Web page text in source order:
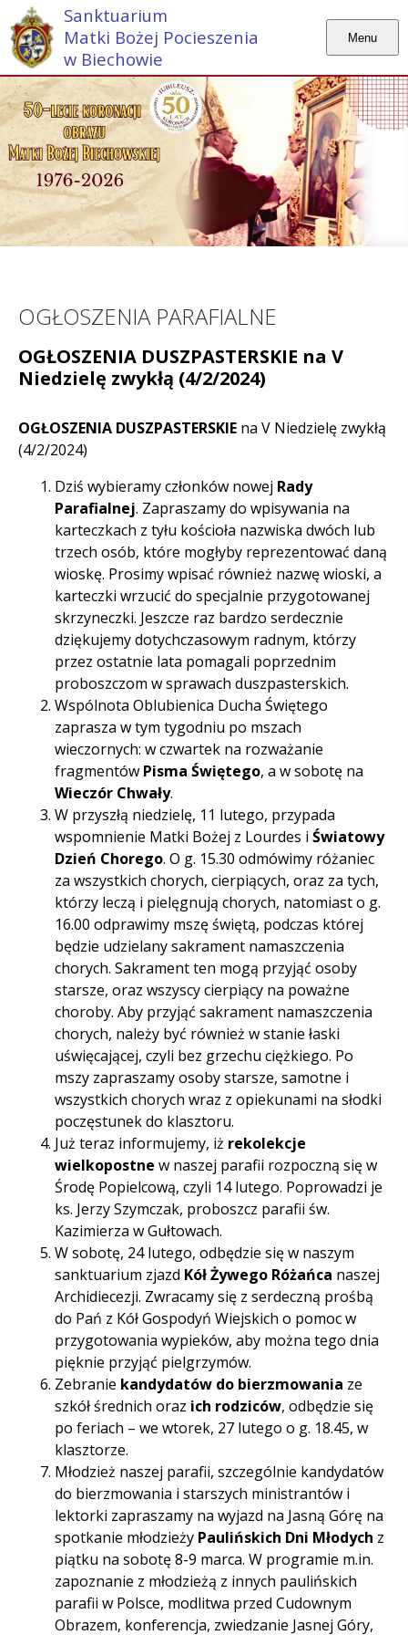
Sanktuarium
Matki Bożej Pocieszenia
w Biechowie
Menu
OGŁOSZENIA PARAFIALNE
OGŁOSZENIA DUSZPASTERSKIE na V
Niedzielę zwykłą (4/2/2024)
OGŁOSZENIA DUSZPASTERSKIE na V Niedzielę zwykłą
(4/2/2024)
Dziś wybieramy członków nowej Rady
Parafialnej. Zapraszamy do wpisywania na
karteczkach z tyłu kościoła nazwiska dwóch lub
trzech osób, które mogłyby reprezentować daną
wioskę. Prosimy wpisać również nazwę wioski, a
karteczki wrzucić do specjalnie przygotowanej
skrzyneczki. Jeszcze raz bardzo serdecznie
dziękujemy dotychczasowym radnym, którzy
przez ostatnie lata pomagali poprzednim
proboszczom w sprawach duszpasterskich.
Wspólnota Oblubienica Ducha Świętego
zaprasza w tym tygodniu po mszach
wieczornych: w czwartek na rozważanie
fragmentów Pisma Świętego, a w sobotę na
Wieczór Chwały.
W przyszłą niedzielę, 11 lutego, przypada
wspomnienie Matki Bożej z Lourdes i Światowy
Dzień Chorego. O g. 15.30 odmówimy różaniec
za wszystkich chorych, cierpiących, oraz za tych,
którzy leczą i pielęgnują chorych, natomiast o g.
16.00 odprawimy mszę świętą, podczas której
będzie udzielany sakrament namaszczenia
chorych. Sakrament ten mogą przyjąć osoby
starsze, oraz wszyscy cierpiący na poważne
choroby. Aby przyjąć sakrament namaszczenia
chorych, należy być również w stanie łaski
uświęcającej, czyli bez grzechu ciężkiego. Po
mszy zapraszamy osoby starsze, samotne i
wszystkich chorych wraz z opiekunami na słodki
poczęstunek do klasztoru.
Już teraz informujemy, iż rekolekcje
wielkopostne w naszej parafii rozpoczną się w
Środę Popielcową, czyli 14 lutego. Poprowadzi je
ks. Jerzy Szymczak, proboszcz parafii św.
Kazimierza w Gułtowach.
W sobotę, 24 lutego, odbędzie się w naszym
sanktuarium zjazd Kół Żywego Różańca naszej
Archidiecezji. Zwracamy się z serdeczną prośbą
do Pań z Kół Gospodyń Wiejskich o pomoc w
przygotowania wypieków, aby można tego dnia
pięknie przyjąć pielgrzymów.
Zebranie kandydatów do bierzmowania ze
szkół średnich oraz ich rodziców, odbędzie się
po feriach – we wtorek, 27 lutego o g. 18.45, w
klasztorze.
Młodzież naszej parafii, szczególnie kandydatów
do bierzmowania i starszych ministrantów i
lektorki zapraszamy na wyjazd na Jasną Górę na
spotkanie młodzieży Paulińskich Dni Młodych z
piątku na sobotę 8-9 marca. W programie m.in.
zapoznanie z młodzieżą z innych paulińskich
parafii w Polsce, modlitwa przed Cudownym
Obrazem, konferencja, zwiedzanie Jasnej Góry,